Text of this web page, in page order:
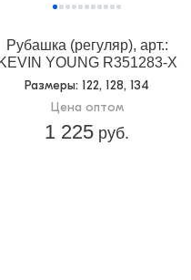
Рубашка (регуляр), арт.:
KEVIN YOUNG R351283-X
Размеры: 122, 128, 134
Цена оптом
1 225 руб.